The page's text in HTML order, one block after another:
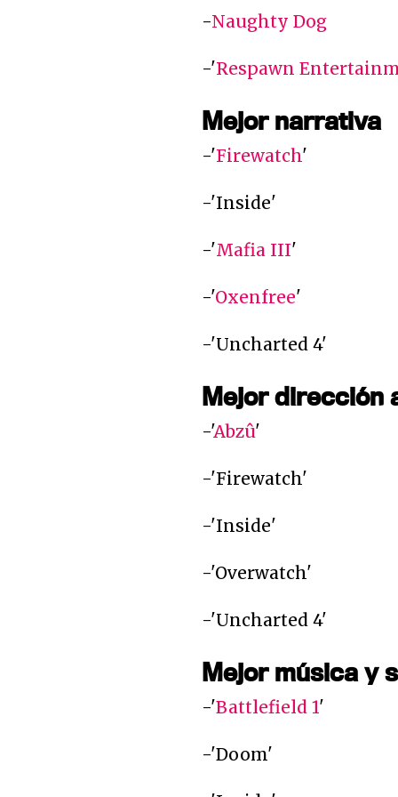
-Naughty Dog
-'Respawn
Mejor narrativa
-'Firewatch'
-'Inside'
-'Mafia III'
-'Oxenfree'
-'Uncharted 4'
Mejor dirección
-'Abzû'
-'Firewatch'
-'Inside'
-'Overwatch'
-'Uncharted 4'
Mejor música y
-'Battlefield 1'
-'Doom'